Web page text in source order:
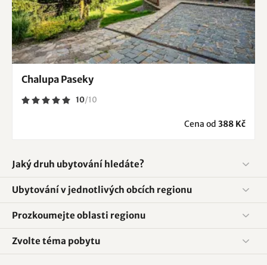
Chalupa Paseky
10/10
Cena od 388 Kč
Jaký druh ubytování hledáte?
Ubytování v jednotlivých obcích regionu
Prozkoumejte oblasti regionu
Zvolte téma pobytu